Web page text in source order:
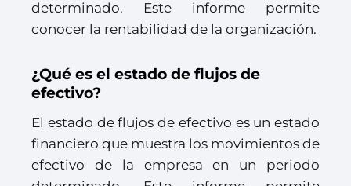
determinado. Este informe permite
conocer la rentabilidad de la organización.
¿Qué es el estado de flujos de
efectivo?
El estado de flujos de efectivo es un estado
financiero que muestra los movimientos de
efectivo de la empresa en un periodo